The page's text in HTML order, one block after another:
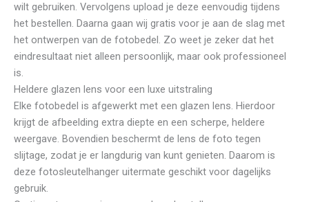
wilt gebruiken. Vervolgens upload je deze eenvoudig tijdens
het bestellen. Daarna gaan wij gratis voor je aan de slag met
het ontwerpen van de fotobedel. Zo weet je zeker dat het
eindresultaat niet alleen persoonlijk, maar ook professioneel
is.
Heldere glazen lens voor een luxe uitstraling
Elke fotobedel is afgewerkt met een glazen lens. Hierdoor
krijgt de afbeelding extra diepte en een scherpe, heldere
weergave. Bovendien beschermt de lens de foto tegen
slijtage, zodat je er langdurig van kunt genieten. Daarom is
deze fotosleutelhanger uitermate geschikt voor dagelijks
gebruik.